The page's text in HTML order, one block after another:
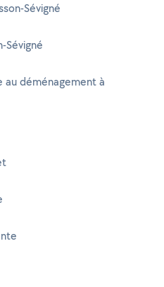
Sévigné
Sévigné
déménagement à